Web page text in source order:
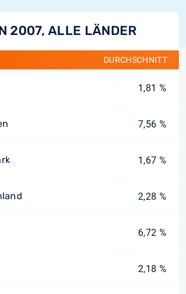
2007, ALLE LÄNDER
DURCHSCHNITT
1,81 %
7,56 %
1,67 %
2,28 %
6,72 %
2,18 %